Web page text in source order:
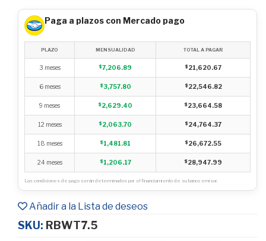
Paga a plazos con Mercado pago
PLAZO MENSUALIDAD TOTAL A PAGAR
3 meses $7,206.89 $21,620.67
6 meses $3,757.80 $22,546.82
9 meses $2,629.40 $23,664.58
12 meses $2,063.70 $24,764.37
18 meses $1,481.81 $26,672.55
24 meses $1,206.17 $28,947.99
Las condiciones de pago serán determinados por el financiamiento de su banco emisor.
Añadir a la Lista de deseos
SKU: RBWT7.5